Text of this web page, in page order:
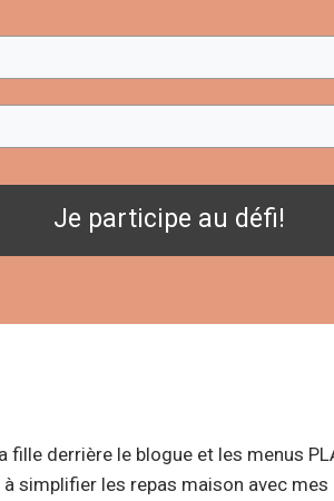
Je participe au défi!
fille derrière le blogue et les menus
à simplifier les repas maison avec